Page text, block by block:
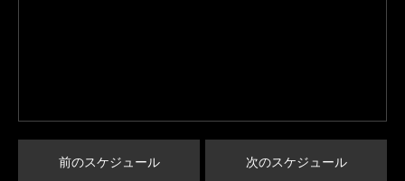
前のスケジュール 次のスケジュール